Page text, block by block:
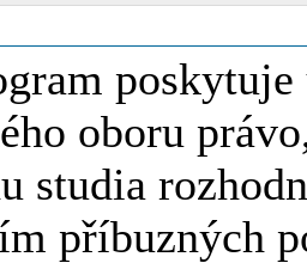
oboru
studia
příbuzných